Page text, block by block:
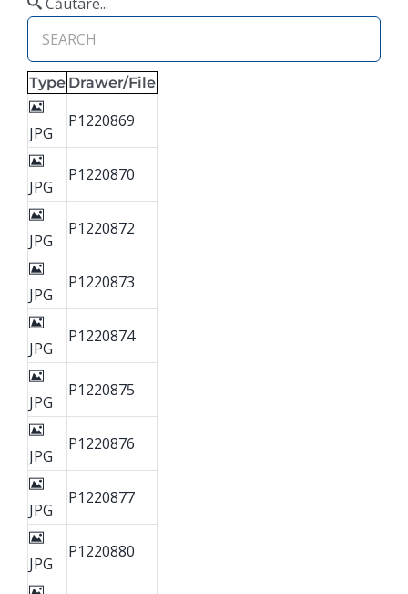
Type Drawer/File
JPG
P1220869
JPG
P1220870
JPG
P1220872
JPG
P1220873
JPG
P1220874
JPG
P1220875
JPG
P1220876
JPG
P1220877
JPG
P1220880